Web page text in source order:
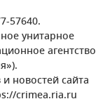
57640.
унитарное
агентство
новостей сайта